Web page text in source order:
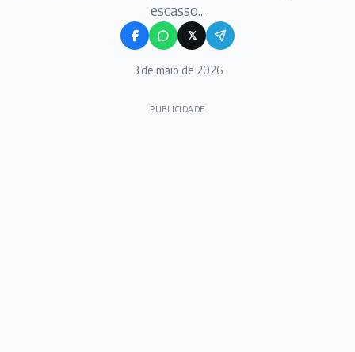
escasso...
𝕏
3 de maio de 2026
PUBLICIDADE